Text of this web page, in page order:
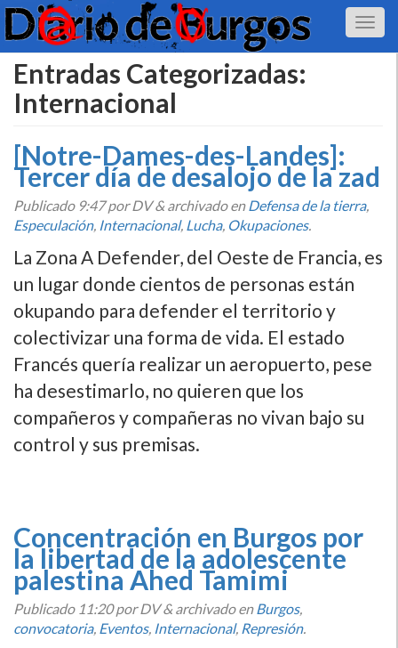
Entradas Categorizadas:
Internacional
[Notre-Dames-des-Landes]:
Tercer dí­a de desalojo de la zad
Publicado 9:47por DV&archivado enDefensa de la tierra,
Especulación, Internacional, Lucha, Okupaciones.
La Zona A Defender, del Oeste de Francia, es
un lugar donde cientos de personas están
okupando para defender el territorio y
colectivizar una forma de vida. El estado
Francés querí­a realizar un aeropuerto, pese
ha desestimarlo, no quieren que los
compañeros y compañeras no vivan bajo su
control y sus premisas.
Concentración en Burgos por
la libertad de la adolescente
palestina Ahed Tamimi
Publicado 11:20por DV&archivado enBurgos,
convocatoria, Eventos, Internacional, Represión.